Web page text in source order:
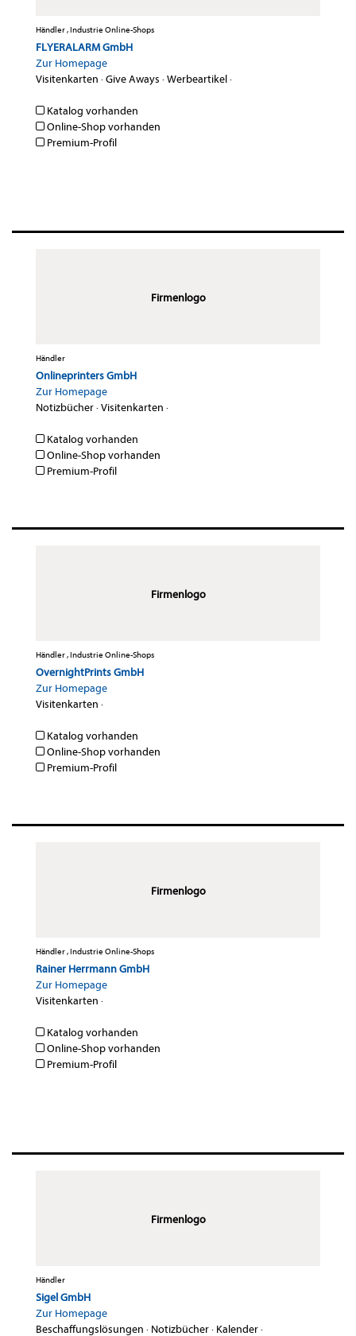
Händler , Industrie Online-Shops
FLYERALARM GmbH
Zur Homepage
Visitenkarten ·Give Aways ·Werbeartikel·
Katalog vorhanden
Online-Shop vorhanden
Premium-Profil
Firmenlogo
Händler
Onlineprinters GmbH
Zur Homepage
Notizbücher·Visitenkarten ·
Katalog vorhanden
Online-Shop vorhanden
Premium-Profil
Firmenlogo
Händler , Industrie Online-Shops
OvernightPrints GmbH
Zur Homepage
Visitenkarten ·
Katalog vorhanden
Online-Shop vorhanden
Premium-Profil
Firmenlogo
Händler , Industrie Online-Shops
Rainer Herrmann GmbH
Zur Homepage
Visitenkarten ·
Katalog vorhanden
Online-Shop vorhanden
Premium-Profil
Firmenlogo
Händler
Sigel GmbH
Zur Homepage
Beschaffungslösungen · Notizbücher· Kalender·